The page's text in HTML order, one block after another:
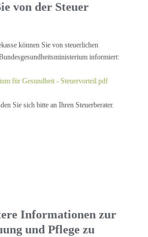
von der Steuer
können Sie von steuerlichen
informiert:
für Gesundheit - Steuervorteil.pdf
Sie sich bitte an Ihren Steuerberater.
Informationen zur
und Pflege zu